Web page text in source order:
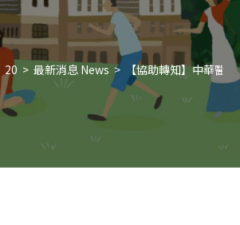
20 > 最新消息 News > 【協助轉知】中華醫